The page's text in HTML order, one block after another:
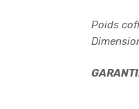
Poids